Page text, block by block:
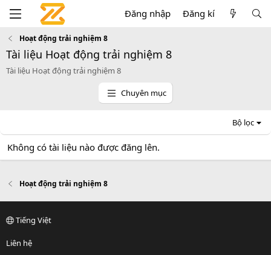
Đăng nhập Đăng kí
Hoạt động trải nghiệm 8
Tài liệu Hoạt động trải nghiệm 8
Tài liệu Hoạt động trải nghiệm 8
Chuyên mục
Bộ lọc
Không có tài liệu nào được đăng lên.
Hoạt động trải nghiệm 8
Tiếng Việt
Liên hệ